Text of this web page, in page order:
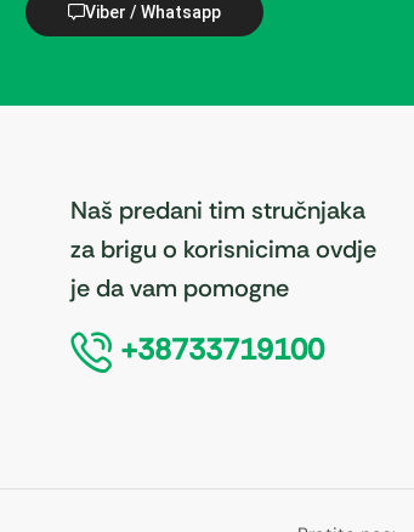
Viber / Whatsapp
Naš predani tim stručnjaka
za brigu o korisnicima ovdje
je da vam pomogne
+38733719100